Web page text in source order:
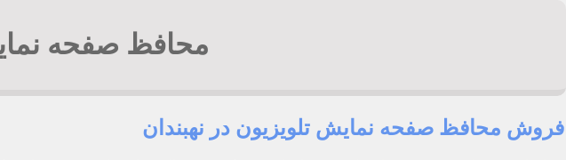
محافظ صفحه
فروش محافظ صفحه نمایش تلویزیون در نهبندان